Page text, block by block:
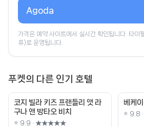
Agoda
가격은 예약 사이트에서 실시간 확인됩니다. 타이
휴)로 운영됩니다.
푸켓의 다른 인기 호텔
코지 빌라 키즈 프랜들리 앳 라
구나 앤 방타오 비치
⭐ 9.9 · ★★★★★
베케
⭐